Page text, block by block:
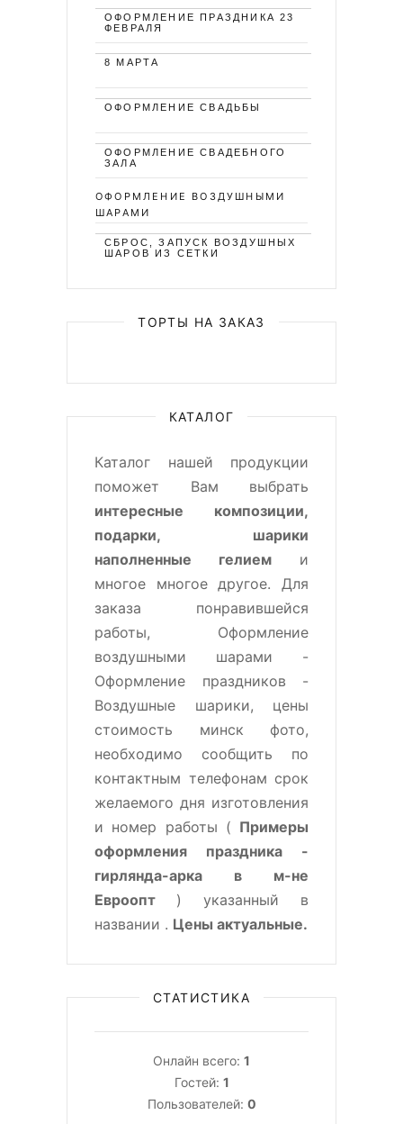
ОФОРМЛЕНИЕ ПРАЗДНИКА 23
ФЕВРАЛЯ
8 МАРТА
ОФОРМЛЕНИЕ СВАДЬБЫ
ОФОРМЛЕНИЕ СВАДЕБНОГО
ЗАЛА
ОФОРМЛЕНИЕ ВОЗДУШНЫМИ
ШАРАМИ
СБРОС, ЗАПУСК ВОЗДУШНЫХ
ШАРОВ ИЗ СЕТКИ
ТОРТЫ НА ЗАКАЗ
КАТАЛОГ
Каталог нашей продукции
поможет Вам выбрать
интересные композиции,
подарки, шарики
наполненные гелием и
многое многое другое. Для
заказа понравившейся
работы, Оформление
воздушными шарами -
Оформление праздников -
Воздушные шарики, цены
стоимость минск фото,
необходимо сообщить по
контактным телефонам срок
желаемого дня изготовления
и номер работы ( Примеры
оформления праздника -
гирлянда-арка в м-не
Евроопт ) указанный в
названии . Цены актуальные.
СТАТИСТИКА
Онлайн всего: 1
Гостей: 1
Пользователей: 0